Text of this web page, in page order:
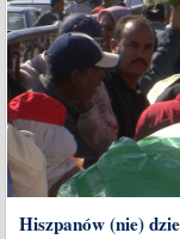
Hiszpanów (nie)